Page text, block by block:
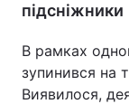
підсніжники
В рамках
зупинився на
Виявилося,